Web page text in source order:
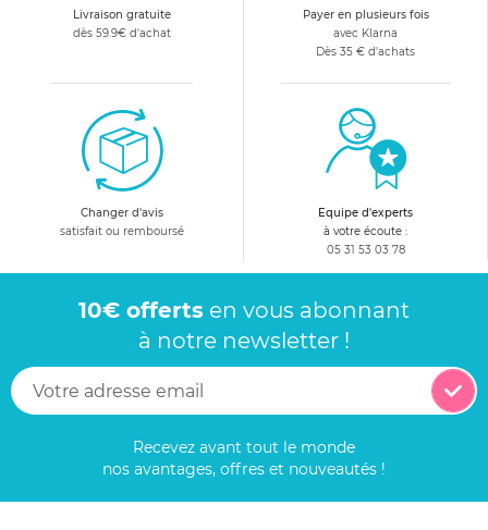
Livraison gratuite
dès 59.9€ d'achat
Payer en plusieurs fois
avec Klarna
Dès 35 € d'achats
Changer d'avis
satisfait ou remboursé
Equipe d'experts
à votre écoute :
05 31 53 03 78
10€ offerts en vous abonnant
à notre newsletter !
Recevez avant tout le monde
nos avantages, offres et nouveautés !